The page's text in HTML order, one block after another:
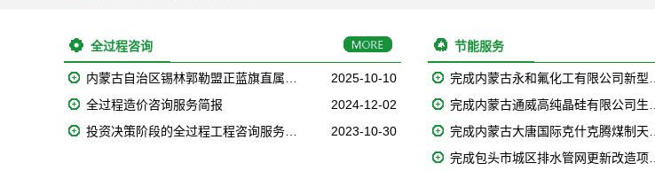
全过程咨询
2025-10-10
内蒙古自治区锡林郭勒盟正蓝旗直属…
2024-12-02
全过程造价咨询服务简报
2023-10-30
投资决策阶段的全过程工程咨询服务…
节能服务
完成内蒙古永和氟化工有限公司新型…
完成内蒙古通威高纯晶硅有限公司生…
完成内蒙古大唐国际克什克腾煤制天…
完成包头市城区排水管网更新改造项…